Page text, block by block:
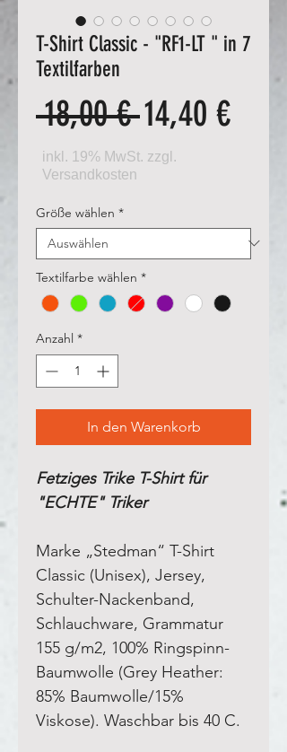
T-Shirt Classic - "RF1-LT " in 7
Textilfarben
18,00 € Standardpreis
14,40 €Sale-
Größe wählen *
Textilfarbe wählen *
Anzahl *
In den Warenkorb
Fetziges Trike T-Shirt für
"ECHTE" Triker
Marke „Stedman“ T-Shirt
Classic (Unisex), Jersey,
Schulter-Nackenband,
Schlauchware, Grammatur
155 g/m2, 100% Ringspinn-
Baumwolle (Grey Heather:
85% Baumwolle/15%
Viskose). Waschbar bis 40 C.